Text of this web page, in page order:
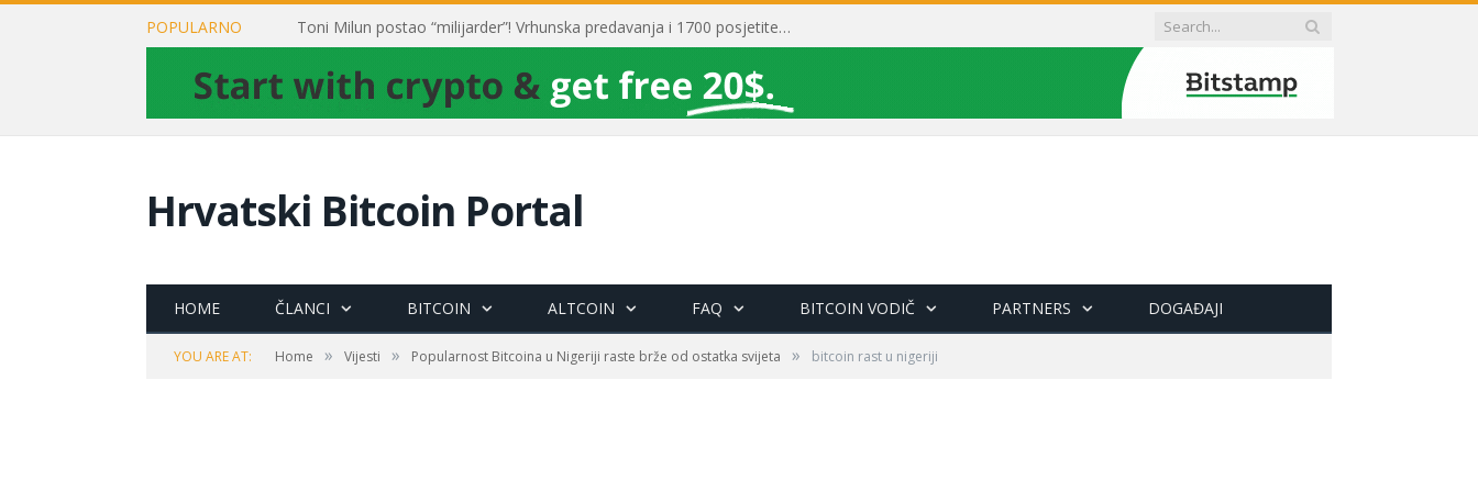
POPULARNO Toni Milun postao “milijarder”! Vrhunska predavanja i 1700 posjetitelja obilježili su mjesec financijske pismenosti
Hrvatski Bitcoin Portal
HOME ČLANCI BITCOIN ALTCOIN FAQ BITCOIN VODIČ PARTNERS DOGAĐAJI
YOU ARE AT: Home » Vijesti » Popularnost Bitcoina u Nigeriji raste brže od ostatka svijeta » bitcoin rast u nigeriji